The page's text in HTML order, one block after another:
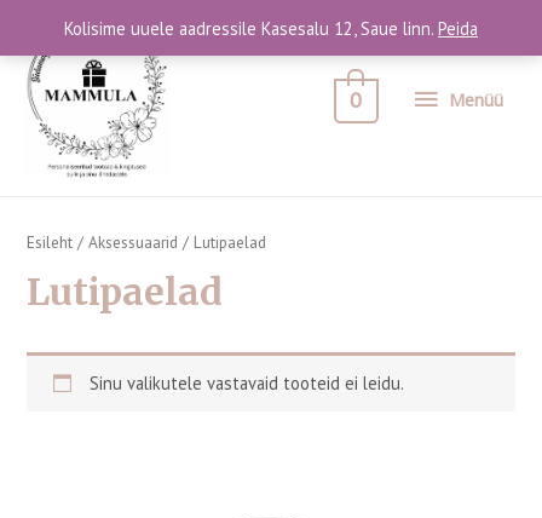
Kolisime uuele aadressile Kasesalu 12, Saue linn. Peida
Menüü
0
Esileht /Aksessuaarid / Lutipaelad
Lutipaelad
Sinu valikutele vastavaid tooteid ei leidu.